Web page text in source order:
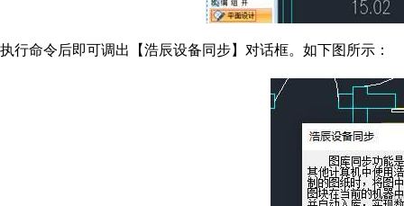
执行命令后即可调出【浩辰设备同步】对话框。如下图所示：